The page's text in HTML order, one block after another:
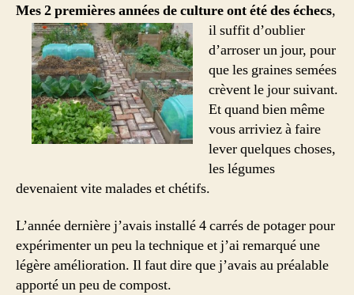
Mes 2 premières années de culture ont été deséchecs,
il suffit d’oublier
d’arroser un jour, pour
que les graines semées
crèvent le jour suivant.
Et quand bien même
vous arriviez à faire
lever quelques choses,
les légumes
devenaient vite malades et chétifs.
L’année dernière j’avais installé 4 carrés de potager pour
expérimenter un peu la technique et j’ai remarqué une
légère amélioration. Il faut dire que j’avais au préalable
apporté un peu de compost.